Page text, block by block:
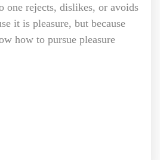
one rejects, dislikes, or avoids
it is pleasure, but because
how to pursue pleasure